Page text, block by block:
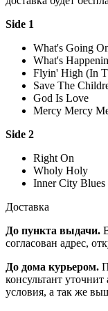
Side 1
What's Going
What's
Flyin' High (In
Save The
God Is Love
Mercy Mercy
Side 2
Right On
Wholy Holy
Inner City
Доставка
До пункта выдачи.
согласован адрес,
До дома курьером.
консультант
условия, а так же